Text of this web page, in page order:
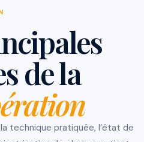
de la
technique pratiquée, l’état de